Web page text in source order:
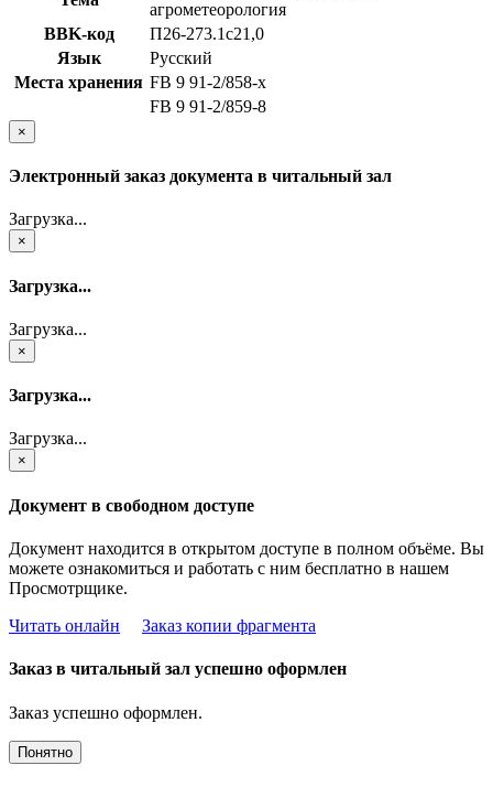
агрометеорология
BBK-код
П26-273.1с21,0
Язык
Русский
Места хранения FB 9 91-2/858-x
FB 9 91-2/859-8
×
Электронный заказ документа в читальный зал
Загрузка...
×
Загрузка...
Загрузка...
×
Загрузка...
Загрузка...
×
Документ в свободном доступе
Документ находится в открытом доступе в полном объёме. Вы
можете ознакомиться и работать с ним бесплатно в нашем
Просмотрщике.
Читать онлайн
Заказ копии фрагмента
Заказ в читальный зал успешно оформлен
Заказ успешно оформлен.
Понятно